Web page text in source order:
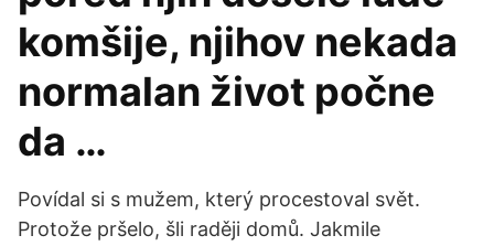
komšije, njihov nekada
normalan život počne
da …
Povídal si s mužem, který procestoval svět.
Protože pršelo, šli raději domů. Jakmile